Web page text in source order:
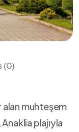
(0)
alan muhteşem
plajıyla